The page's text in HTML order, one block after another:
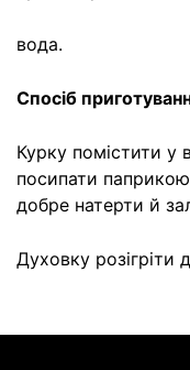
вода.
Спосіб
Курку помістити у
посипати
добре натерти й
Духовку розігріти